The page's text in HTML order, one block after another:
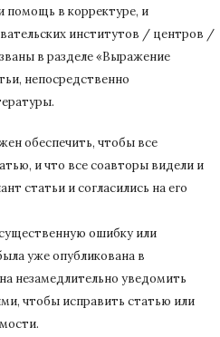
помощь в корректуре, и
институтов / центров /
в разделе «Выражение
, непосредственно
обеспечить, чтобы все
и что все соавторы видели и
статьи и согласились на его
ошибку или
уже опубликована в
незамедлительно уведомить
чтобы исправить статью или